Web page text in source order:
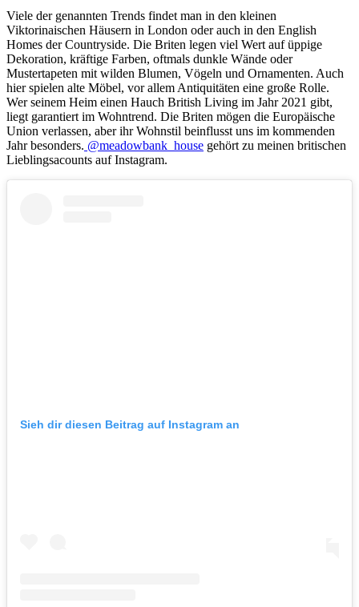
Viele der genannten Trends findet man in den kleinen
Viktorinaischen Häusern in London oder auch in den English
Homes der Countryside. Die Briten legen viel Wert auf üppige
Dekoration, kräftige Farben, oftmals dunkle Wände oder
Mustertapeten mit wilden Blumen, Vögeln und Ornamenten. Auch
hier spielen alte Möbel, vor allem Antiquitäten eine große Rolle.
Wer seinem Heim einen Hauch British Living im Jahr 2021 gibt,
liegt garantiert im Wohntrend. Die Briten mögen die Europäische
Union verlassen, aber ihr Wohnstil beinflusst uns im kommenden
Jahr besonders. @meadowbank_house gehört zu meinen britischen
Lieblingsacounts auf Instagram.
Sieh dir diesen Beitrag auf Instagram an